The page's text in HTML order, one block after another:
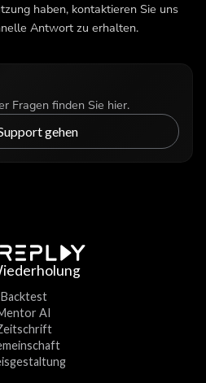
haben, kontaktieren Sie uns
Antwort zu erhalten.
Fragen finden Sie hier.
gehen
Backtest
AI